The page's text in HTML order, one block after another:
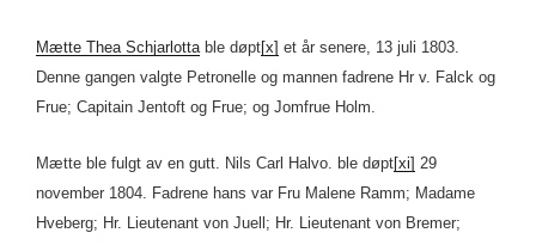
Mætte Thea Schjarlotta ble døpt[x] et år senere, 13 juli 1803.
Denne gangen valgte Petronelle og mannen fadrene Hr v. Falck og
Frue; Capitain Jentoft og Frue; og Jomfrue Holm.
Mætte ble fulgt av en gutt. Nils Carl Halvo. ble døpt[xi] 29
november 1804. Fadrene hans var Fru Malene Ramm; Madame
Hveberg; Hr. Lieutenant von Juell; Hr. Lieutenant von Bremer;